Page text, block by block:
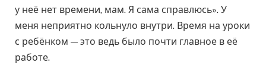
у неё нет времени, мам. Я сама справлюсь». У
меня неприятно кольнуло внутри. Время на уроки
с ребёнком — это ведь было почти главное в её
работе.